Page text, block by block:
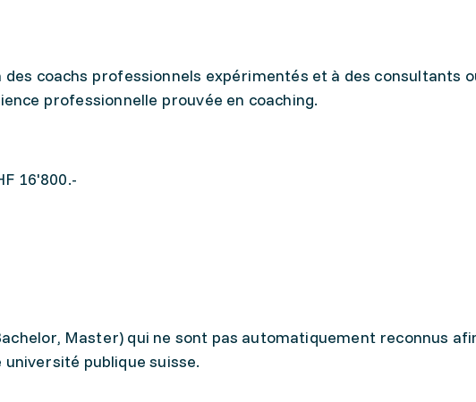
coachs professionnels expérimentés et à des consultants
professionnelle prouvée en coaching.
16'800.-
Master) qui ne sont pas automatiquement reconnus
publique suisse.